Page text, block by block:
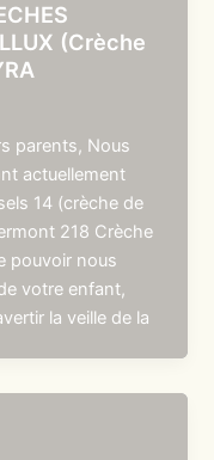
(Crèche
parents, Nous
actuellement
14 (crèche de
218 Crèche
pouvoir nous
votre enfant,
la veille de la